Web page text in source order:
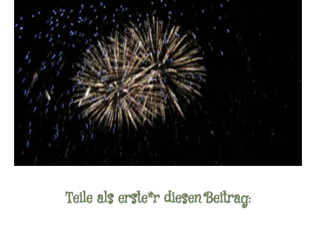
Teile als erste*r diesen Beitrag: